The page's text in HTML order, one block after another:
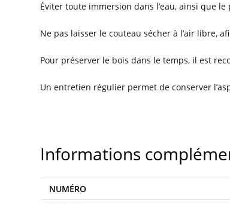
Éviter toute immersion dans l’eau, ainsi que
Ne pas laisser le couteau sécher à l’air libre,
Pour préserver le bois dans le temps, il est
Un entretien régulier permet de conserver
Informations
NUMÉRO